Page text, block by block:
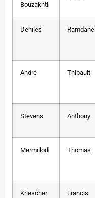
Bouzakhti
Dehiles Ramdane
André Thibault
Stevens Anthony
Mermillod Thomas
Kriescher Francis